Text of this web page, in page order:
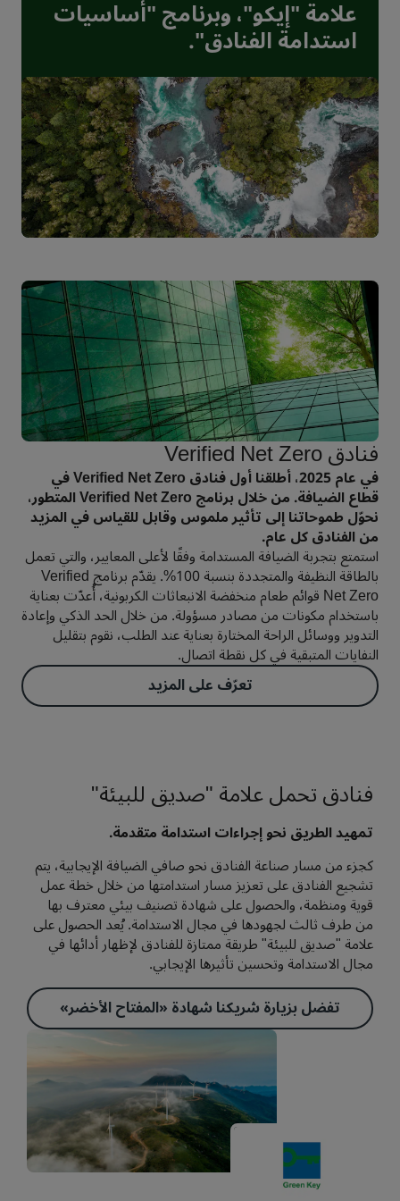
علامة "إيكو"، وبرنامج "أساسيات
استدامة الفنادق".
فنادق Verified Net Zero
في عام 2025، أطلقنا أول فنادق Verified Net Zero في
قطاع الضيافة. من خلال برنامج Verified Net Zero المتطور،
نحوّل طموحاتنا إلى تأثير ملموس وقابل للقياس في المزيد
من الفنادق كل عام.
استمتع بتجربة الضيافة المستدامة وفقًا لأعلى المعايير، والتي تعمل
بالطاقة النظيفة والمتجددة بنسبة 100%. يقدّم برنامج Verified
Net Zero قوائم طعام منخفضة الانبعاثات الكربونية، أُعدّت بعناية
باستخدام مكونات من مصادر مسؤولة. من خلال الحد الذكي وإعادة
التدوير ووسائل الراحة المختارة بعناية عند الطلب، نقوم بتقليل
النفايات المتبقية في كل نقطة اتصال.
تعرّف على المزيد
فنادق تحمل علامة "صديق للبيئة"
تمهيد الطريق نحو إجراءات استدامة متقدمة.
كجزء من مسار صناعة الفنادق نحو صافي الضيافة الإيجابية، يتم
تشجيع الفنادق على تعزيز مسار استدامتها من خلال خطة عمل
قوية ومنظمة، والحصول على شهادة تصنيف بيئي معترف بها
من طرف ثالث لجهودها في مجال الاستدامة. يُعد الحصول على
علامة "صديق للبيئة" طريقة ممتازة للفنادق لإظهار أدائها في
مجال الاستدامة وتحسين تأثيرها الإيجابي.
تفضل بزيارة شريكنا شهادة «المفتاح الأخضر»